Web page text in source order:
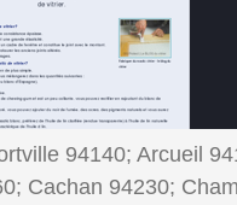
94140; Arcueil
Cachan 94230;